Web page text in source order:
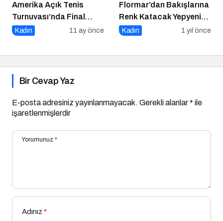
Amerika Açık Tenis
Turnuvası’nda Final
Heyecanı Eurosport’ta!
Kadın 11 ay önce
Flormar’dan Bakışlarına
Renk Katacak Yepyeni
Color Treasure Maskara
Kadın 1 yıl önce
Bir Cevap Yaz
E-posta adresiniz yayınlanmayacak. Gerekli alanlar* ile
işaretlenmişlerdir
Yorumunuz *
Adınız *